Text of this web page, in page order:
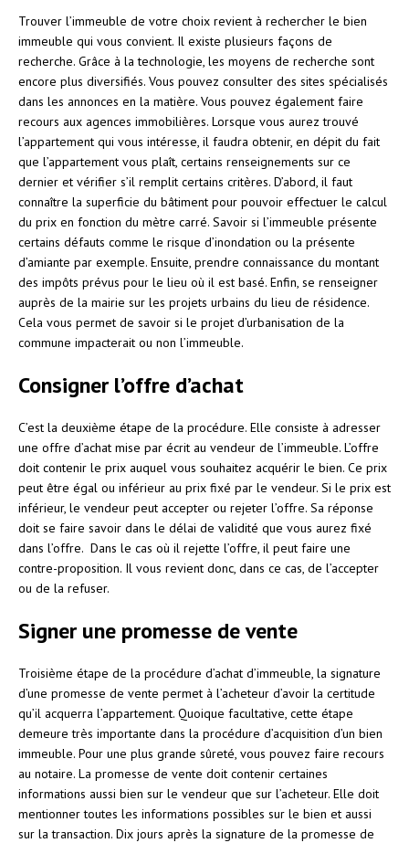
Trouver l’immeuble de votre choix revient à rechercher le bien
immeuble qui vous convient. Il existe plusieurs façons de
recherche. Grâce à la technologie, les moyens de recherche sont
encore plus diversifiés. Vous pouvez consulter des sites spécialisés
dans les annonces en la matière. Vous pouvez également faire
recours aux agences immobilières. Lorsque vous aurez trouvé
l’appartement qui vous intéresse, il faudra obtenir, en dépit du fait
que l’appartement vous plaît, certains renseignements sur ce
dernier et vérifier s’il remplit certains critères. D’abord, il faut
connaître la superficie du bâtiment pour pouvoir effectuer le calcul
du prix en fonction du mètre carré. Savoir si l’immeuble présente
certains défauts comme le risque d’inondation ou la présente
d’amiante par exemple. Ensuite, prendre connaissance du montant
des impôts prévus pour le lieu où il est basé. Enfin, se renseigner
auprès de la mairie sur les projets urbains du lieu de résidence.
Cela vous permet de savoir si le projet d’urbanisation de la
commune impacterait ou non l’immeuble.
Consigner l’offre d’achat
C’est la deuxième étape de la procédure. Elle consiste à adresser
une offre d’achat mise par écrit au vendeur de l’immeuble. L’offre
doit contenir le prix auquel vous souhaitez acquérir le bien. Ce prix
peut être égal ou inférieur au prix fixé par le vendeur. Si le prix est
inférieur, le vendeur peut accepter ou rejeter l’offre. Sa réponse
doit se faire savoir dans le délai de validité que vous aurez fixé
dans l’offre. Dans le cas où il rejette l’offre, il peut faire une
contre-proposition. Il vous revient donc, dans ce cas, de l’accepter
ou de la refuser.
Signer une promesse de vente
Troisième étape de la procédure d’achat d’immeuble, la signature
d’une promesse de vente permet à l’acheteur d’avoir la certitude
qu’il acquerra l’appartement. Quoique facultative, cette étape
demeure très importante dans la procédure d’acquisition d’un bien
immeuble. Pour une plus grande sûreté, vous pouvez faire recours
au notaire. La promesse de vente doit contenir certaines
informations aussi bien sur le vendeur que sur l’acheteur. Elle doit
mentionner toutes les informations possibles sur le bien et aussi
sur la transaction. Dix jours après la signature de la promesse de